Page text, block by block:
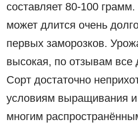
составляет 80-100
может длится очень
первых заморозков.
высокая, по отзывам все
Сорт достаточно
условиям выращивания и
многим